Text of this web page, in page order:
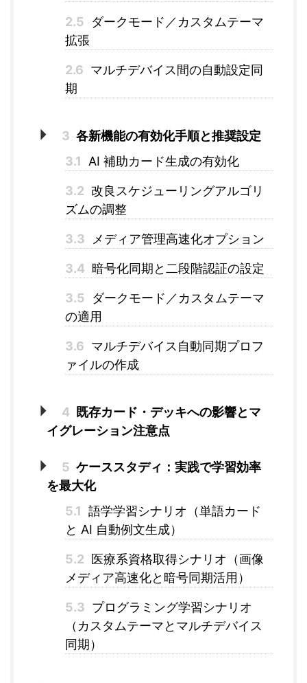
2.5
ダークモード／カスタムテーマ
拡張
2.6 マルチデバイス間の自動設定同
期
3 各新機能の有効化手順と推奨設定
3.1
AI 補助カード生成の有効化
3.2 改良スケジューリングアルゴリ
ズムの調整
3.3 メディア管理高速化オプション
3.4 暗号化同期と二段階認証の設定
3.5
ダークモード／カスタムテーマ
の適用
3.6 マルチデバイス自動同期プロフ
ァイルの作成
4 既存カード・デッキへの影響とマ
イグレーション注意点
5 ケーススタディ：実践で学習効率
を最大化
5.1 語学学習シナリオ（単語カード
と AI 自動例文生成）
5.2 医療系資格取得シナリオ（画像
メディア高速化と暗号同期活用）
5.3 プログラミング学習シナリオ
（カスタムテーマとマルチデバイス
同期）